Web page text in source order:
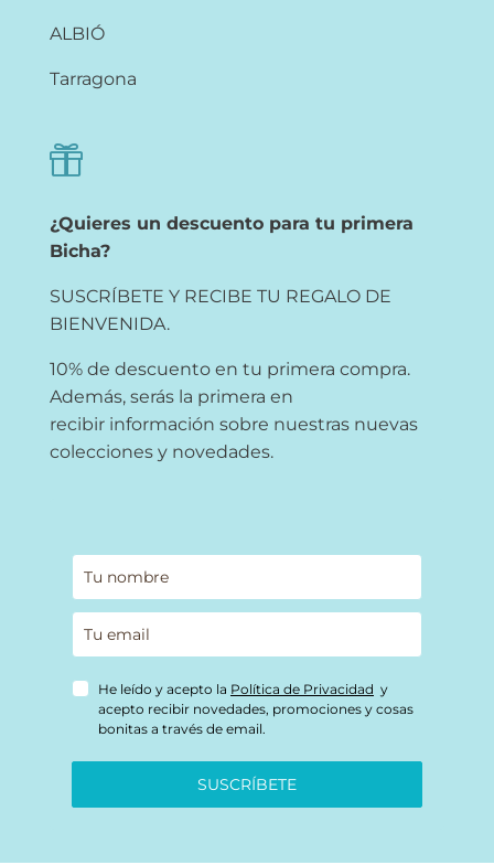
ALBIÓ
Tarragona

¿Quieres un descuento para tu primera
Bicha?
SUSCRÍBETE Y RECIBE TU REGALO DE
BIENVENIDA.
10% de descuento en tu primera compra.
Además, serás la primera en
recibir información sobre nuestras nuevas
colecciones y novedades.
He leído y acepto la Política de Privacidad y
acepto recibir novedades, promociones y cosas
bonitas a través de email.
SUSCRÍBETE